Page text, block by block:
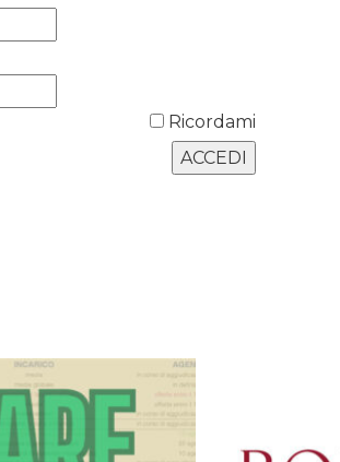
Ricordami